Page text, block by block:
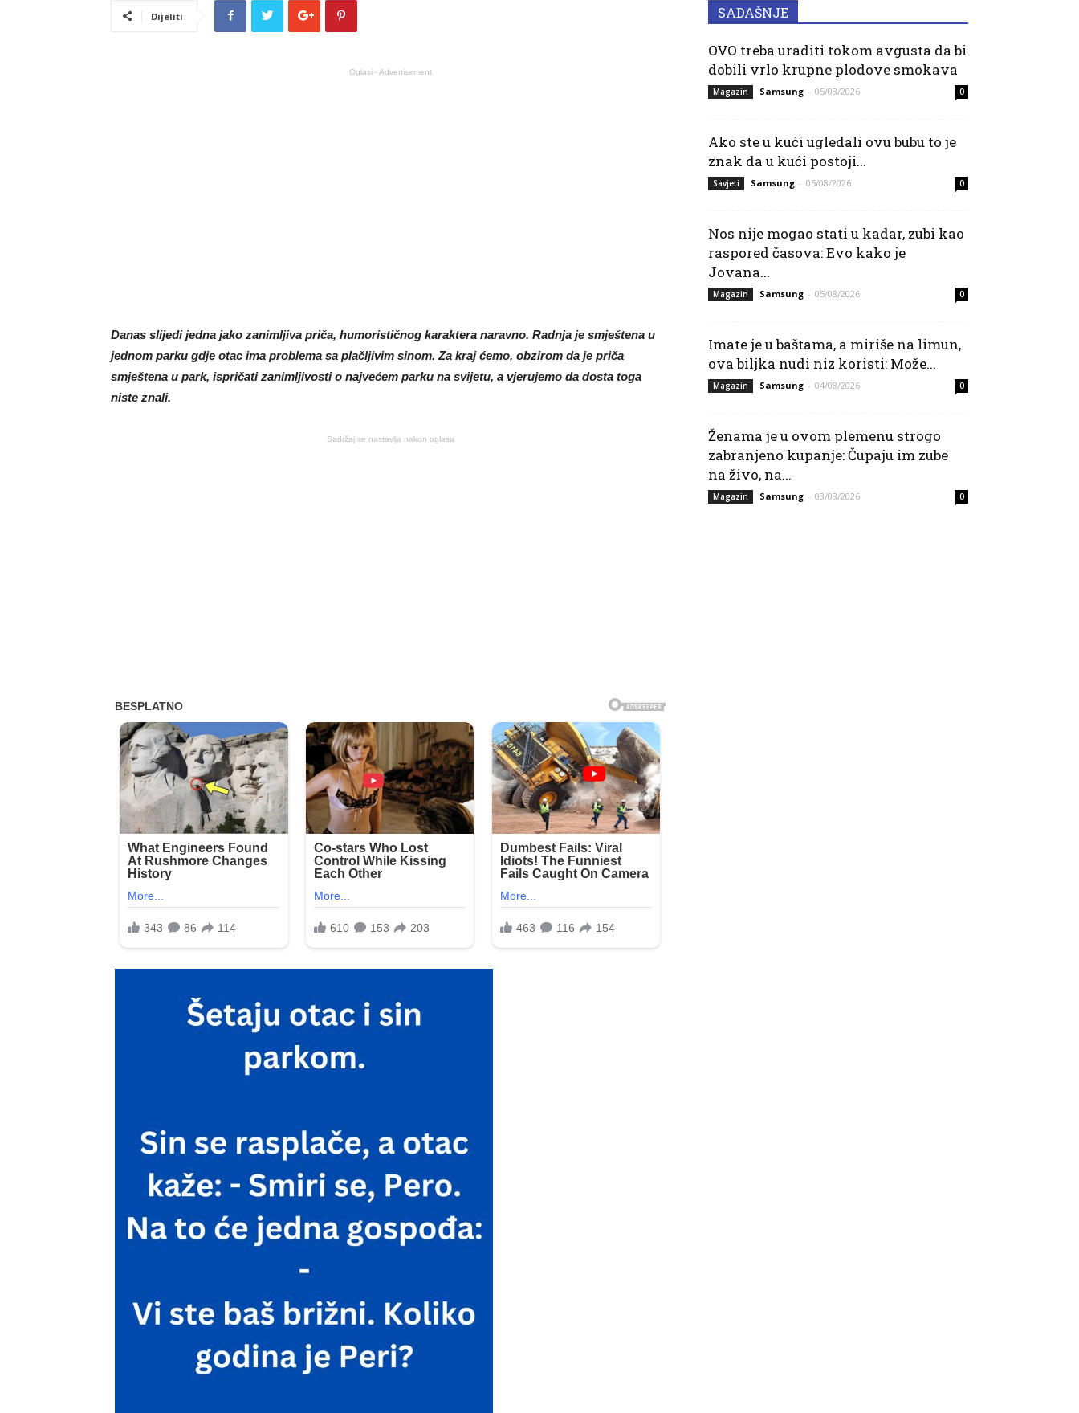
Dijeliti
Oglasi - Advertisement
Danas slijedi jedna jako zanimljiva priča, humorističnog karaktera naravno. Radnja je smještena u
jednom parku gdje otac ima problema sa plačljivim sinom. Za kraj ćemo, obzirom da je priča
smještena u park, ispričati zanimljivosti o najvećem parku na svijetu, a vjerujemo da dosta toga
niste znali.
Sadržaj se nastavlja nakon oglasa
SADAŠNJE
OVO treba uraditi tokom avgusta da bi
dobili vrlo krupne plodove smokava
Magazin Samsung - 05/08/2026 0
Ako ste u kući ugledali ovu bubu to je
znak da u kući postoji...
Savjeti Samsung - 05/08/2026 0
Nos nije mogao stati u kadar, zubi kao
raspored časova: Evo kako je
Jovana...
Magazin Samsung - 05/08/2026 0
Imate je u baštama, a miriše na limun,
ova biljka nudi niz koristi: Može...
Magazin Samsung - 04/08/2026 0
Ženama je u ovom plemenu strogo
zabranjeno kupanje: Čupaju im zube
na živo, na...
Magazin Samsung - 03/08/2026 0